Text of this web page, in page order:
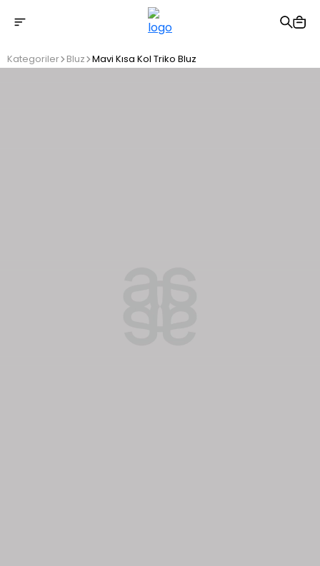
2500 TL üzeri ücretsiz kargo
Kategoriler Bluz Mavi Kısa Kol Triko Bluz